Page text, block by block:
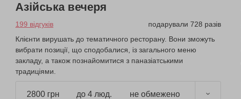
Азійська вечеря
199 відгуків
подарували 728 разів
Клієнти вирушать до тематичного ресторану. Вони зможуть
вибрати позиції, що сподобалися, із загального меню
закладу, а також познайомитися з паназіатськими
традиціями.
2800 грн до 4 люд. не обмежено